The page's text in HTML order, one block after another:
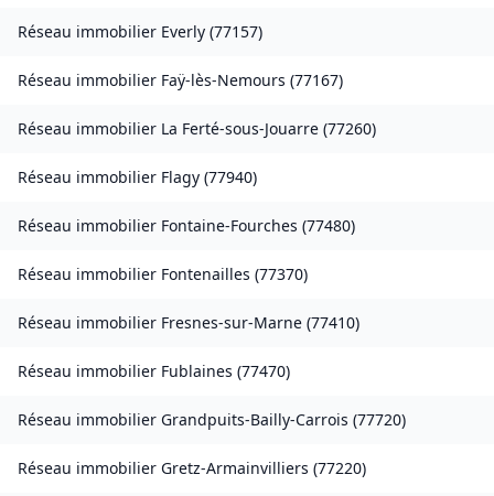
Réseau immobilier Everly (77157)
Réseau immobilier Faÿ-lès-Nemours (77167)
Réseau immobilier La Ferté-sous-Jouarre (77260)
Réseau immobilier Flagy (77940)
Réseau immobilier Fontaine-Fourches (77480)
Réseau immobilier Fontenailles (77370)
Réseau immobilier Fresnes-sur-Marne (77410)
Réseau immobilier Fublaines (77470)
Réseau immobilier Grandpuits-Bailly-Carrois (77720)
Réseau immobilier Gretz-Armainvilliers (77220)